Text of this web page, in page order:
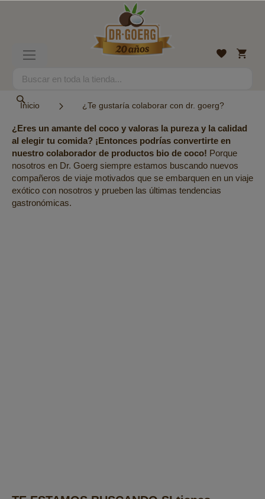
Search
Lista
Mi
cesta
Inicio ¿Te gustaría colaborar con dr. goerg?
¿Eres un amante del coco y valoras la pureza y la calidad
al elegir tu comida? ¡Entonces podrías convertirte en
nuestro colaborador de productos bio de coco! Porque
nosotros en Dr. Goerg siempre estamos buscando nuevos
compañeros de viaje motivados que se embarquen en un viaje
exótico con nosotros y prueben las últimas tendencias
gastronómicas.